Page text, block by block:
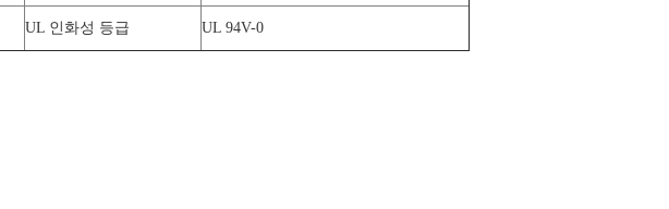
UL 인화성 등급 UL 94V-0